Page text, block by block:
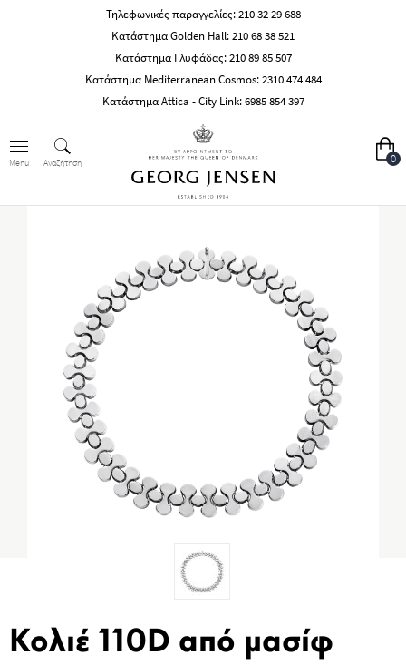
Τηλεφωνικές παραγγελίες:210 32 29 688
Κατάστημα Golden Hall:210 68 38 521
Κατάστημα Γλυφάδας:210 89 85 507
Κατάστημα Mediterranean Cosmos:2310 474 484
Κατάστημα Attica - City Link:6985 854 397
Menu Αναζήτηση 0
Κολιέ 110D από μασίφ